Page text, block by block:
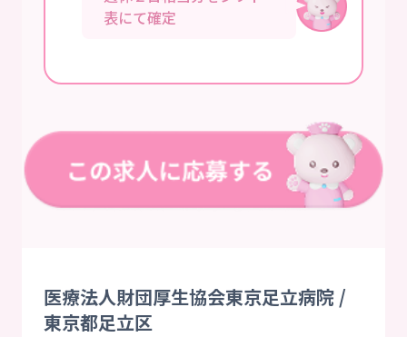
表にて確定
医療法人財団厚生協会東京足立病院 /
東京都足立区